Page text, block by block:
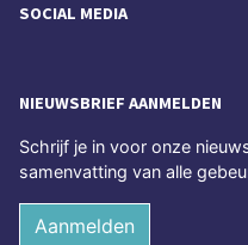
SOCIAL MEDIA
NIEUWSBRIEF AANMELDEN
Schrijf je in voor onze
samenvatting van alle
Aanmelden